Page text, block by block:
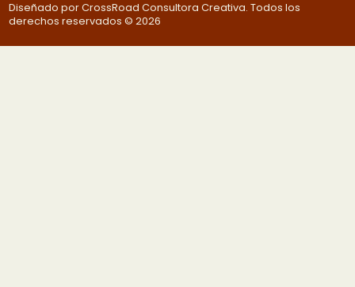
Diseñado por CrossRoad Consultora Creativa. Todos los
derechos reservados © 2026